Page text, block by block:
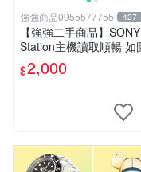
強強商品0955577755 427
【強強二手商品】
Station主機讀取順暢 如
部 ! 外觀完整乾淨
$2,000